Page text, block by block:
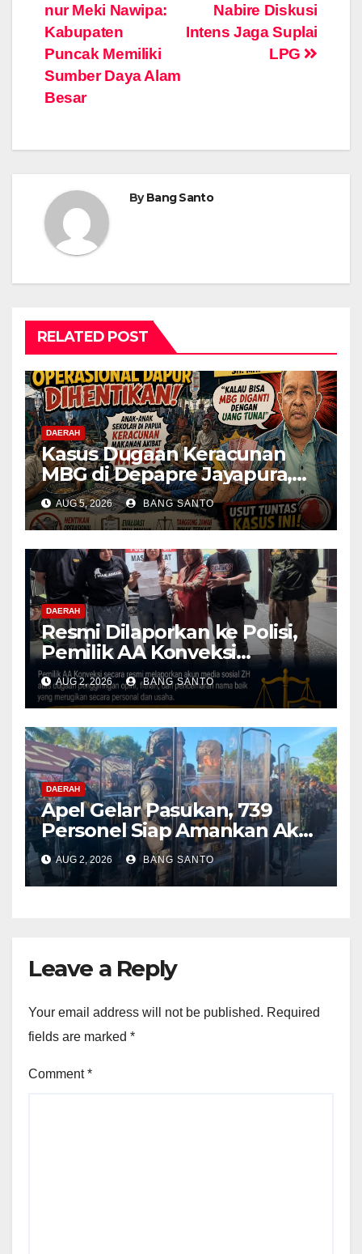
Nabire Diskusi
Intens Jaga Suplai
LPG
nur Meki Nawipa:
Kabupaten
Puncak Memiliki
Sumber Daya Alam
Besar
ByBang Santo
RELATED POST
DAERAH
Kasus Dugaan Keracunan
MBG di Depapre Jayapura,
Aktivis Papua Minta
Operasional Dapur
Dihentikan & Evaluasi
Menyeluruh
AUG 5, 2026 BANG SANTO
DAERAH
Resmi Dilaporkan ke Polisi,
Pemilik AA Konveksi
Didampingi Tim Advokat
Lentera Netizen Indonesia (L-
NET-ID)
AUG 2, 2026 BANG SANTO
DAERAH
Apel Gelar Pasukan, 739
Personel Siap Amankan Aksi
Damai KNPB di Kantor MRP
Papua Tengah
AUG 2, 2026 BANG SANTO
Leave a Reply
Your email address will not be published. Required
fields are marked *
Comment*